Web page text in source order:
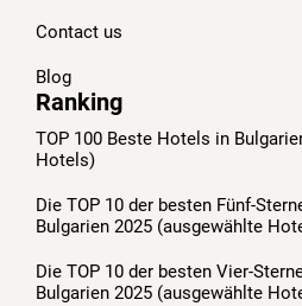
Contact us
Blog
Ranking
TOP 100 Beste Hotels in
Hotels)
Die TOP 10 der besten Fünf-
Bulgarien 2025 (ausgewählte
Die TOP 10 der besten Vier-
Bulgarien 2025 (ausgewählte